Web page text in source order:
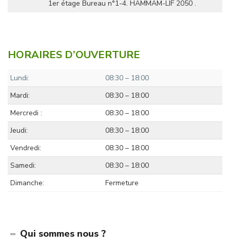
1er étage Bureau n°1-4. HAMMAM-LIF 2050 .
HORAIRES D’OUVERTURE
Lundi:
08:30 – 18:00
Mardi:
08:30 – 18:00
Mercredi :
08:30 – 18:00
Jeudi:
08:30 – 18:00
Vendredi:
08:30 – 18:00
Samedi:
08:30 – 18:00
Dimanche:
Fermeture
Qui sommes nous ?